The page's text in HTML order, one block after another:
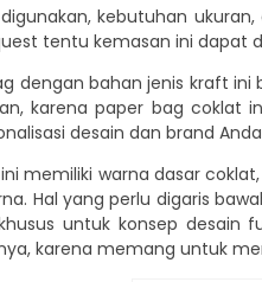
kebutuhan
tentu kemasan ini dapat
dengan bahan jenis kraft
karena paper bag coklat
desain dan brand
memiliki warna dasar
Hal yang perlu digaris
untuk konsep
karena memang untuk